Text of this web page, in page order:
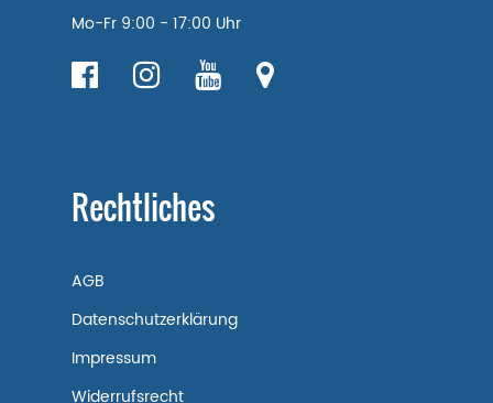
Mo-Fr 9:00 - 17:00 Uhr
Rechtliches
AGB
Datenschutzerklärung
Impressum
Widerrufsrecht